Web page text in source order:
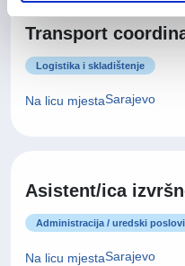
Transport
Logistika i skladištenje
Na licu mjestaSarajevo
Asistent/ica
Administracija / uredski poslovi
Na licu mjestaSarajevo